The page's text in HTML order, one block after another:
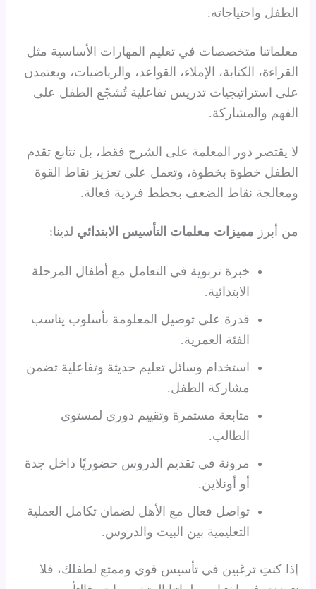
الطفل واحتياجاته.
معلماتنا متخصصات في تعليم المهارات الأساسية مثل
القراءة، الكتابة، الإملاء، القواعد، والرياضيات، ويعتمدن
على استراتيجيات تدريس تفاعلية تُشجّع الطفل على
الفهم والمشاركة.
لا يقتصر دور المعلمة على الشرح فقط، بل تتابع تقدم
الطفل خطوة بخطوة، وتعمل على تعزيز نقاط القوة
ومعالجة نقاط الضعف بخطط فردية فعالة.
من أبرز مميزات معلمات التأسيس الابتدائي لدينا:
خبرة تربوية في التعامل مع أطفال المرحلة
الابتدائية.
قدرة على توصيل المعلومة بأسلوب يناسب
الفئة العمرية.
استخدام وسائل تعليم حديثة وتفاعلية تضمن
مشاركة الطفل.
متابعة مستمرة وتقييم دوري لمستوى
الطالب.
مرونة في تقديم الدروس حضوريًا داخل جدة
أو أونلاين.
تواصل فعال مع الأهل لضمان تكامل العملية
التعليمية بين البيت والدروس.
إذا كنتِ ترغبين في تأسيس قوي وممتع لطفلك، فلا